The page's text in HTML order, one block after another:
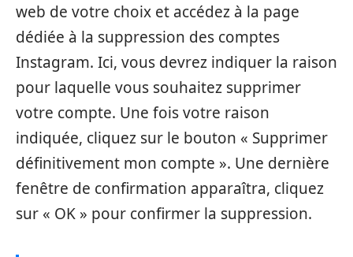
web de votre choix et accédez à la page
dédiée à la suppression des comptes
Instagram. Ici, vous devrez indiquer la raison
pour laquelle vous souhaitez supprimer
votre compte. Une fois votre raison
indiquée, cliquez sur le bouton « Supprimer
définitivement mon compte ». Une dernière
fenêtre de confirmation apparaîtra, cliquez
sur « OK » pour confirmer la suppression.